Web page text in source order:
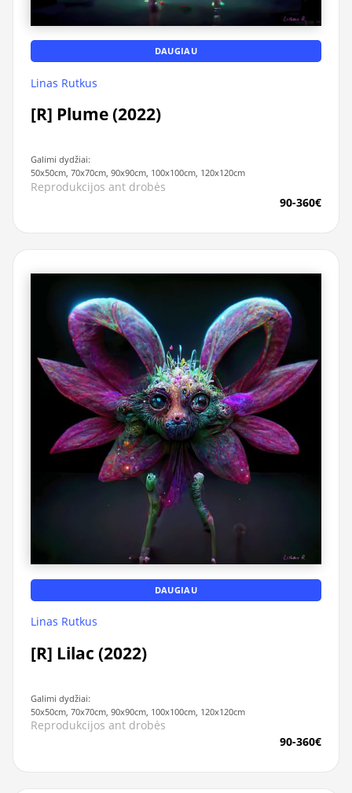
DAUGIAU
Linas Rutkus
[R] Plume (2022)
Galimi dydžiai:
50x50cm, 70x70cm, 90x90cm, 100x100cm, 120x120cm
Reprodukcijos ant drobės
90-360€
DAUGIAU
Linas Rutkus
[R] Lilac (2022)
Galimi dydžiai:
50x50cm, 70x70cm, 90x90cm, 100x100cm, 120x120cm
Reprodukcijos ant drobės
90-360€